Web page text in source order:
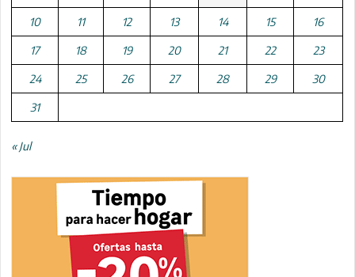
10 11 12 13 14 15 16
17 18 19 20 21 22 23
24 25 26 27 28 29 30
31
« Jul